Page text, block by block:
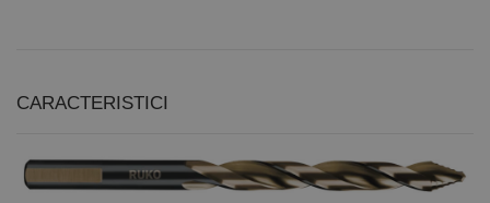
CARACTERISTICI